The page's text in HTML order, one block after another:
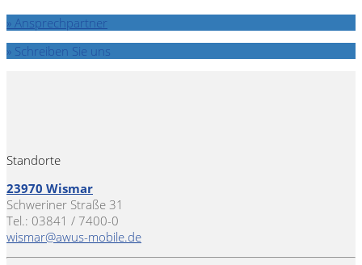
» Ansprechpartner
» Schreiben Sie uns
Standorte
23970 Wismar
Schweriner Straße 31
Tel.: 03841 / 7400-0
wismar@awus-mobile.de